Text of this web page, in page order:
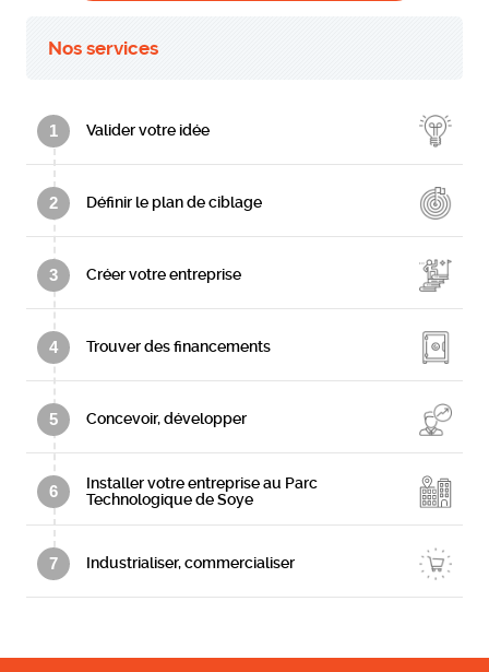
Nos services
1 Valider votre idée
2 Définir le plan de ciblage
3 Créer votre entreprise
4 Trouver des financements
5 Concevoir, développer
6
Installer votre entreprise au Parc
Technologique de Soye
7 Industrialiser, commercialiser